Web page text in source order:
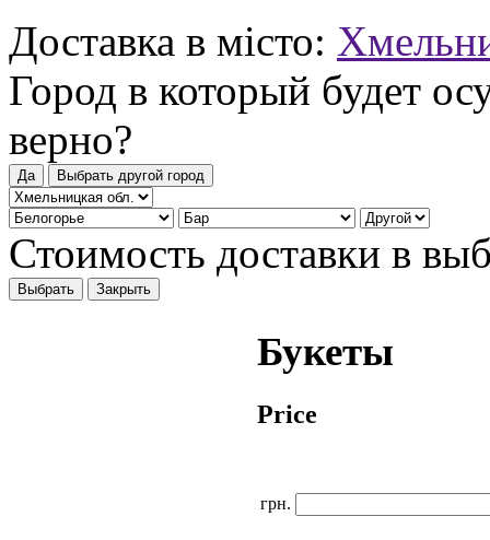
Доставка в місто:
Город в который будет
верно?
Да Выбрать другой город
Стоимость доставки в
Выбрать Закрыть
Букеты
Price
грн.